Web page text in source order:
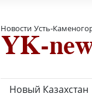
Новости Усть-
Новый Казахстан